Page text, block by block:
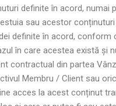
definite în acord, numai
sau acestor conținuturi
definite în acord, conform
în care acestea există și
contractual din partea
Membru / Client sau
acces la acest conținut